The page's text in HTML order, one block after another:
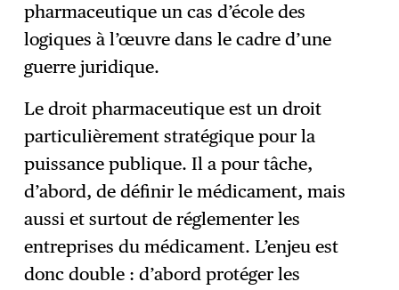
pharmaceutique un cas d’école des
logiques à l’œuvre dans le cadre d’une
guerre juridique.
Le droit pharmaceutique est un droit
particulièrement stratégique pour la
puissance publique. Il a pour tâche,
d’abord, de définir le médicament, mais
aussi et surtout de réglementer les
entreprises du médicament. L’enjeu est
donc double : d’abord protéger les